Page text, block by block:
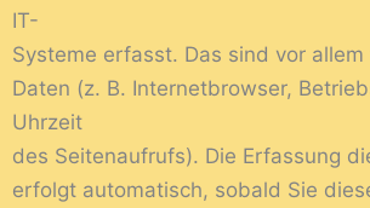
IT-
Systeme erfasst. Das sind vor allem
Daten (z. B. Internetbrowser,
Uhrzeit
des Seitenaufrufs). Die Erfassung
erfolgt automatisch, sobald Sie